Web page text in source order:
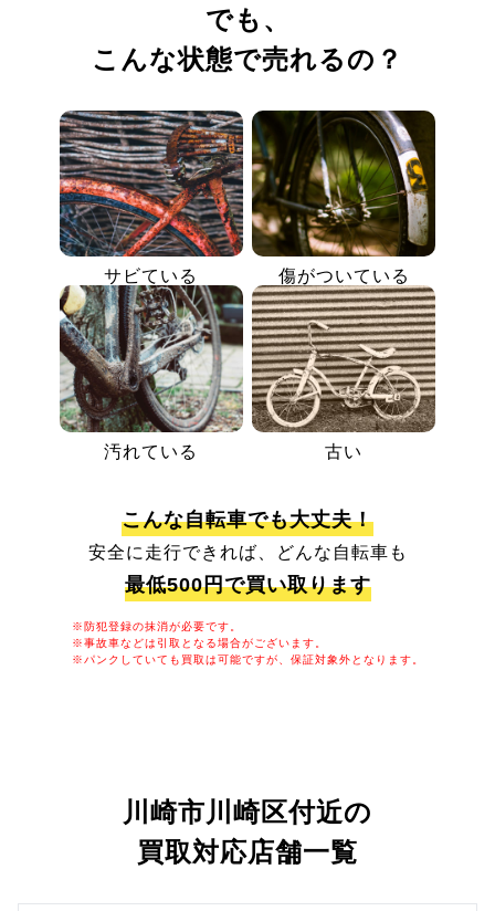
でも、
こんな状態で売れるの？
サビている 傷がついている
汚れている 古い
こんな自転車でも大丈夫！
安全に走行できれば、どんな自転車も
最低500円で買い取ります
※防犯登録の抹消が必要です。
※事故車などは引取となる場合がございます。
※パンクしていても買取は可能ですが、保証対象外となります。
川崎市川崎区付近の
買取対応店舗一覧